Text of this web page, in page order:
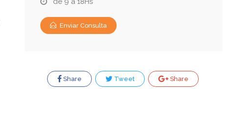
Enviar Consulta
Share Tweet Share